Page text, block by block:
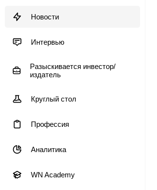
Новости
Интервью
Разыскивается инвестор/
издатель
Круглый стол
Профессия
Аналитика
WN Academy